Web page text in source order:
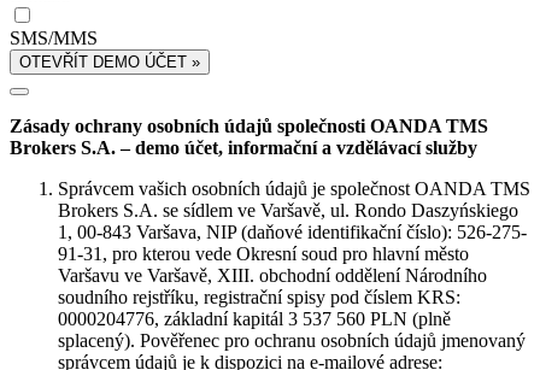
SMS/MMS
OTEVŘÍT DEMO ÚČET »
Zásady ochrany osobních údajů společnosti OANDA TMS
Brokers S.A. – demo účet, informační a vzdělávací služby
Správcem vašich osobních údajů je společnost OANDA TMS
Brokers S.A. se sídlem ve Varšavě, ul. Rondo Daszyńskiego
1, 00-843 Varšava, NIP (daňové identifikační číslo): 526-275-
91-31, pro kterou vede Okresní soud pro hlavní město
Varšavu ve Varšavě, XIII. obchodní oddělení Národního
soudního rejstříku, registrační spisy pod číslem KRS:
0000204776, základní kapitál 3 537 560 PLN (plně
splacený). Pověřenec pro ochranu osobních údajů jmenovaný
správcem údajů je k dispozici na e-mailové adrese: